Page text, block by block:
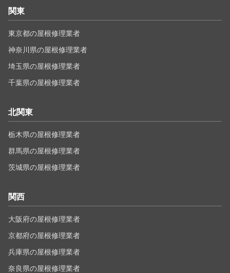
関東
東京都の屋根修理業者
神奈川県の屋根修理業者
埼玉県の屋根修理業者
千葉県の屋根修理業者
北関東
栃木県の屋根修理業者
群馬県の屋根修理業者
茨城県の屋根修理業者
関西
大阪府の屋根修理業者
京都府の屋根修理業者
兵庫県の屋根修理業者
奈良県の屋根修理業者